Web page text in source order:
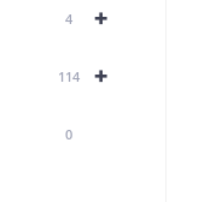
+
4
+
114
0